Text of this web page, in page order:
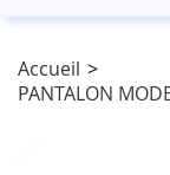
Accueil >
PANTALON